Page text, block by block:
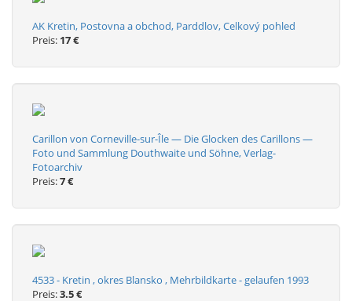
AK Kretin, Postovna a obchod, Parddlov, Celkový pohled
Preis: 17 €
Carillon von Corneville-sur-Île — Die Glocken des Carillons —
Foto und Sammlung Douthwaite und Söhne, Verlag-
Fotoarchiv
Preis:7 €
4533 - Kretin , okres Blansko , Mehrbildkarte - gelaufen 1993
Preis:3.5 €